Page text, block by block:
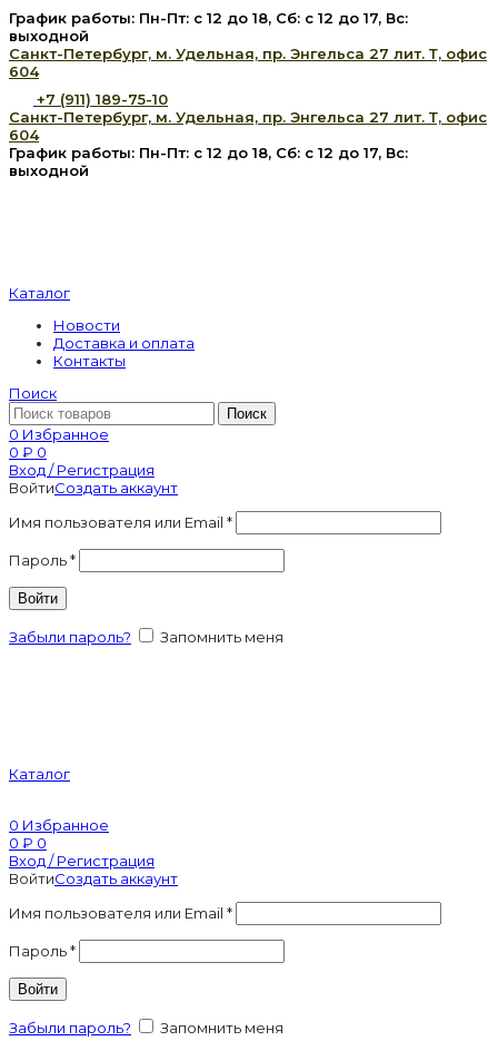
График работы: Пн-Пт: с 12 до 18, Сб: с 12 до 17, Вс:
выходной
Санкт-Петербург, м. Удельная, пр. Энгельса 27 лит. Т, офис
604
+7 (911) 189-75-10
Санкт-Петербург, м. Удельная, пр. Энгельса 27 лит. Т, офис
604
График работы: Пн-Пт: с 12 до 18, Сб: с 12 до 17, Вс:
выходной
Каталог
Новости
Доставка и оплата
Контакты
Поиск
Поиск
0 Избранное
0 ₽ 0
Вход / Регистрация
ВойтиСоздать аккаунт
Имя пользователя или Email *
Пароль*
Войти
Забыли пароль? Запомнить меня
Каталог
0 Избранное
0 ₽ 0
Вход / Регистрация
ВойтиСоздать аккаунт
Имя пользователя или Email *
Пароль*
Войти
Забыли пароль?
Запомнить меня